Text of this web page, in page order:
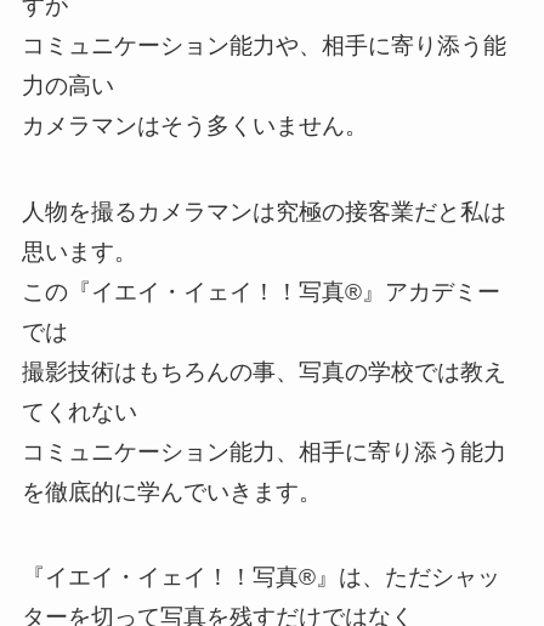
すが
コミュニケーション能力や、相手に寄り添う能
力の高い
カメラマンはそう多くいません。
人物を撮るカメラマンは究極の接客業だと私は
思います。
この『イエイ・イェイ！！写真®️』アカデミー
では
撮影技術はもちろんの事、写真の学校では教え
てくれない
コミュニケーション能力、相手に寄り添う能力
を徹底的に学んでいきます。
『イエイ・イェイ！！写真®️』は、ただシャッ
ターを切って写真を残すだけではなく